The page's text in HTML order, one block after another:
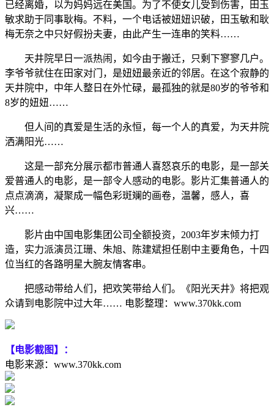
已经离婚，以为妈妈远在美国。为了不使女儿受到伤害，田玉
敏求助于同事耿梅。不料，一个电话被妞妞识破，田玉敏和耿
梅无奈之中只好假扮夫妻，由此产生一连串的笑料……
天井院早日一派热闹，如今由于搬迁，只剩下寥寥几户。
李爷爷就住在田家对门，是妞妞最亲近的邻居。在这个寂静的
天井院中，中年人整日在外忙碌，最孤独的就是80岁的爷爷和
8岁的妞妞……
但人间的真爱是生活的永恒，每一个人的真爱，为天井院
洒满阳光……
这是一部充分展示都市普通人喜怒哀乐的电影，是一部关
爱普通人的电影，是一部令人感动的电影。影片汇集普通人的
点点滴滴，凝聚成一幅色彩斑斓的画卷，温馨，感人，喜
兴……
影片由中国电影集团公司全额投资，2003年岁末倾力打
造，实力派演员江珊、朱旭、陈建斌担任剧中主要角色，十四
位当红的各路明星大腕友情客串。
把感动带给人们，把欢笑带给人们。《阳光天井》将把观
众请到电影院中过大年…… 电影整理：www.370kk.com
【电影截图】：
电影来源：www.370kk.com